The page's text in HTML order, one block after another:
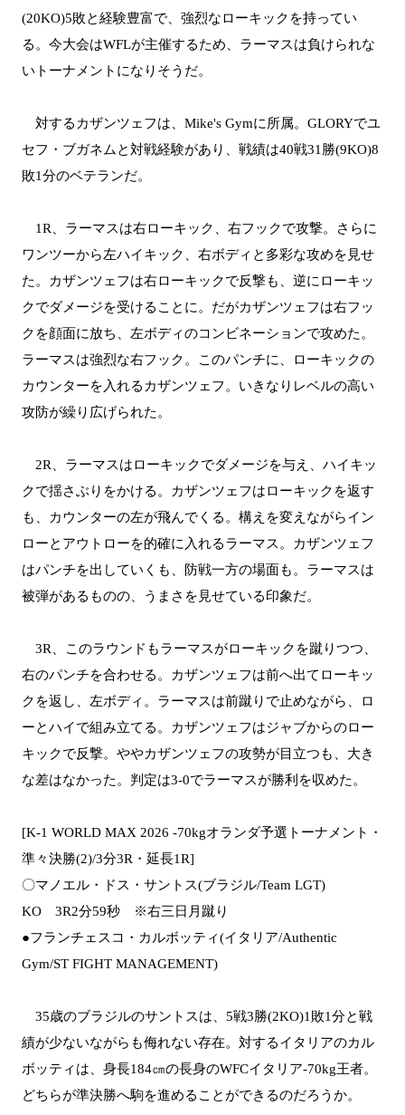
(20KO)5敗と経験豊富で、強烈なローキックを持ってい
る。今大会はWFLが主催するため、ラーマスは負けられな
いトーナメントになりそうだ。
対するカザンツェフは、Mike's Gymに所属。GLORYでユ
セフ・ブガネムと対戦経験があり、戦績は40戦31勝(9KO)8
敗1分のベテランだ。
1R、ラーマスは右ローキック、右フックで攻撃。さらに
ワンツーから左ハイキック、右ボディと多彩な攻めを見せ
た。カザンツェフは右ローキックで反撃も、逆にローキッ
クでダメージを受けることに。だがカザンツェフは右フッ
クを顔面に放ち、左ボディのコンビネーションで攻めた。
ラーマスは強烈な右フック。このパンチに、ローキックの
カウンターを入れるカザンツェフ。いきなりレベルの高い
攻防が繰り広げられた。
2R、ラーマスはローキックでダメージを与え、ハイキッ
クで揺さぶりをかける。カザンツェフはローキックを返す
も、カウンターの左が飛んでくる。構えを変えながらイン
ローとアウトローを的確に入れるラーマス。カザンツェフ
はパンチを出していくも、防戦一方の場面も。ラーマスは
被弾があるものの、うまさを見せている印象だ。
3R、このラウンドもラーマスがローキックを蹴りつつ、
右のパンチを合わせる。カザンツェフは前へ出てローキッ
クを返し、左ボディ。ラーマスは前蹴りで止めながら、ロ
ーとハイで組み立てる。カザンツェフはジャブからのロー
キックで反撃。ややカザンツェフの攻勢が目立つも、大き
な差はなかった。判定は3-0でラーマスが勝利を収めた。
[K-1 WORLD MAX 2026 -70kgオランダ予選トーナメント・
準々決勝(2)/3分3R・延長1R]
〇マノエル・ドス・サントス(ブラジル/Team LGT)
KO 3R2分59秒 ※右三日月蹴り
●フランチェスコ・カルボッティ(イタリア/Authentic
Gym/ST FIGHT MANAGEMENT)
35歳のブラジルのサントスは、5戦3勝(2KO)1敗1分と戦
績が少ないながらも侮れない存在。対するイタリアのカル
ボッティは、身長184㎝の長身のWFCイタリア-70kg王者。
どちらが準決勝へ駒を進めることができるのだろうか。